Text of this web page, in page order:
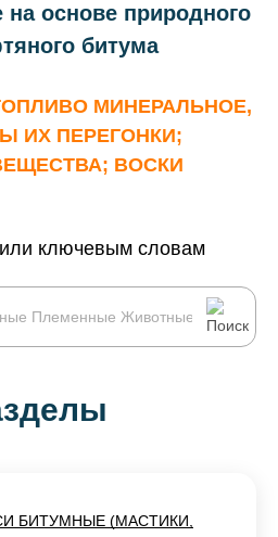
основе природного
битума
МИНЕРАЛЬНОЕ,
ИХ ПЕРЕГОНКИ;
ВОСКИ
ключевым словам
БИТУМНЫЕ (МАСТИКИ,